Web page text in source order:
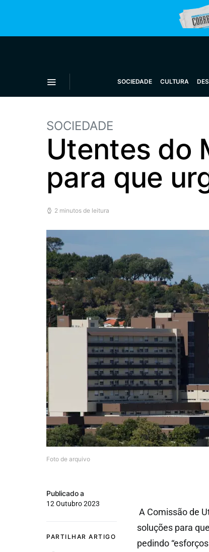
SOCIEDADE CULTURA
SOCIEDADE
Utentes do
para que
2 minutos de leitura
Foto de arquivo
Publicado a
12 Outubro 2023
PARTILHAR ARTIGO
A Comissão de
soluções para
pedindo